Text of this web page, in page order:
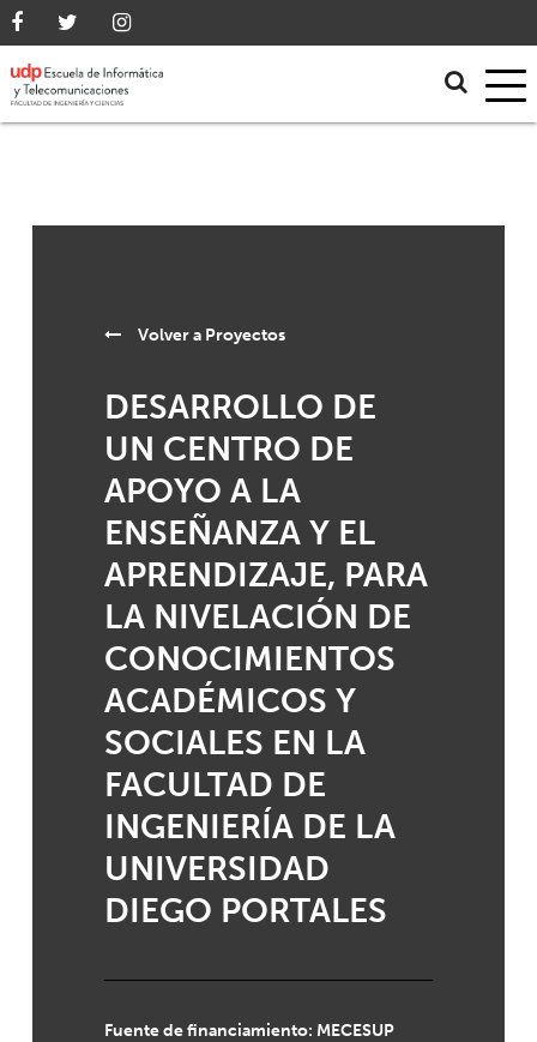
Volver a Proyectos
DESARROLLO DE
UN CENTRO DE
APOYO A LA
ENSEÑANZA Y EL
APRENDIZAJE, PARA
LA NIVELACIÓN DE
CONOCIMIENTOS
ACADÉMICOS Y
SOCIALES EN LA
FACULTAD DE
INGENIERÍA DE LA
UNIVERSIDAD
DIEGO PORTALES
Fuente de financiamiento: MECESUP